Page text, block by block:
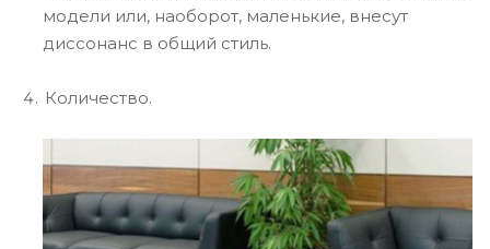
модели или, наоборот, маленькие, внесут
диссонанс в общий стиль.
Количество.